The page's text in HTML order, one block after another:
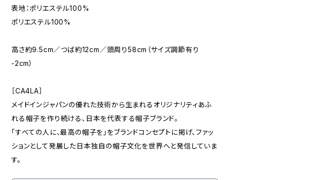
表地：ポリエステル100%
ポリエステル100%
高さ約9.5cm／つば約12cm／頭周り58cm（サイズ調節有り
-2cm）
［CA4LA］
メイドインジャパンの優れた技術から生まれるオリジナリティあふ
れる帽子を作り続ける、日本を代表する帽子ブランド。
「すべての人に、最高の帽子を」をブランドコンセプトに掲げ、ファッ
ションとして発展した日本独自の帽子文化を世界へと発信していま
す。